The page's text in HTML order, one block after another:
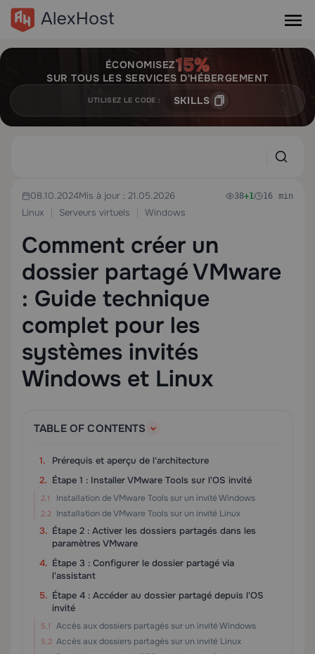
ÉCONOMISEZ
SUR TOUS LES SERVICES D'HÉBERGEMENT
UTILISEZ LE CODE : SKILLS
08.10.2024Mis à jour : 21.05.2026
Linux
Serveurs virtuels Windows
38+1 16 min
Comment créer un
dossier partagé VMware
: Guide technique
complet pour les
systèmes invités
Windows et Linux
TABLE OF CONTENTS
Prérequis et aperçu de l'architecture
Étape 1 : Installer VMware Tools sur l'OS invité
Installation de VMware Tools sur un invité Windows
Installation de VMware Tools sur un invité Linux
Étape 2 : Activer les dossiers partagés dans les
paramètres VMware
Étape 3 : Configurer le dossier partagé via
l'assistant
Étape 4 : Accéder au dossier partagé depuis l'OS
invité
Accès aux dossiers partagés sur un invité Windows
Accès aux dossiers partagés sur un invité Linux